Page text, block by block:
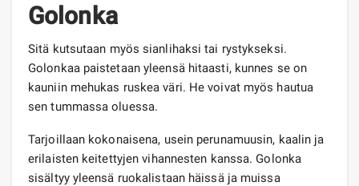
Golonka
Sitä kutsutaan myös sianlihaksi tai rystykseksi.
Golonkaa paistetaan yleensä hitaasti, kunnes se on
kauniin mehukas ruskea väri. He voivat myös hautua
sen tummassa oluessa.
Tarjoillaan kokonaisena, usein perunamuusin, kaalin ja
erilaisten keitettyjen vihannesten kanssa. Golonka
sisältyy yleensä ruokalistaan ​​häissä ja muissa